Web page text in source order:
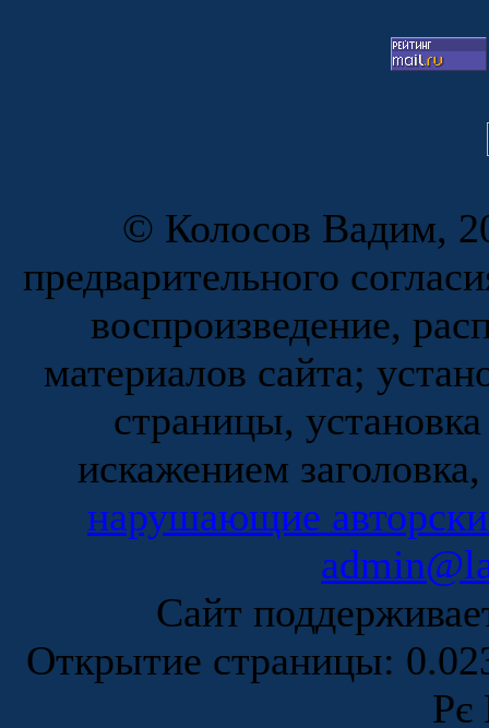
© Колосов Вадим,
предварительного
воспроизведение,
материалов сайта;
страницы,
искажением
нарушающие
Сайт
Открытие страницы:
Рє